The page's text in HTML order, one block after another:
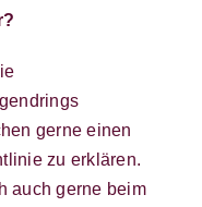
gerne einen
zu erklären.
auch gerne beim